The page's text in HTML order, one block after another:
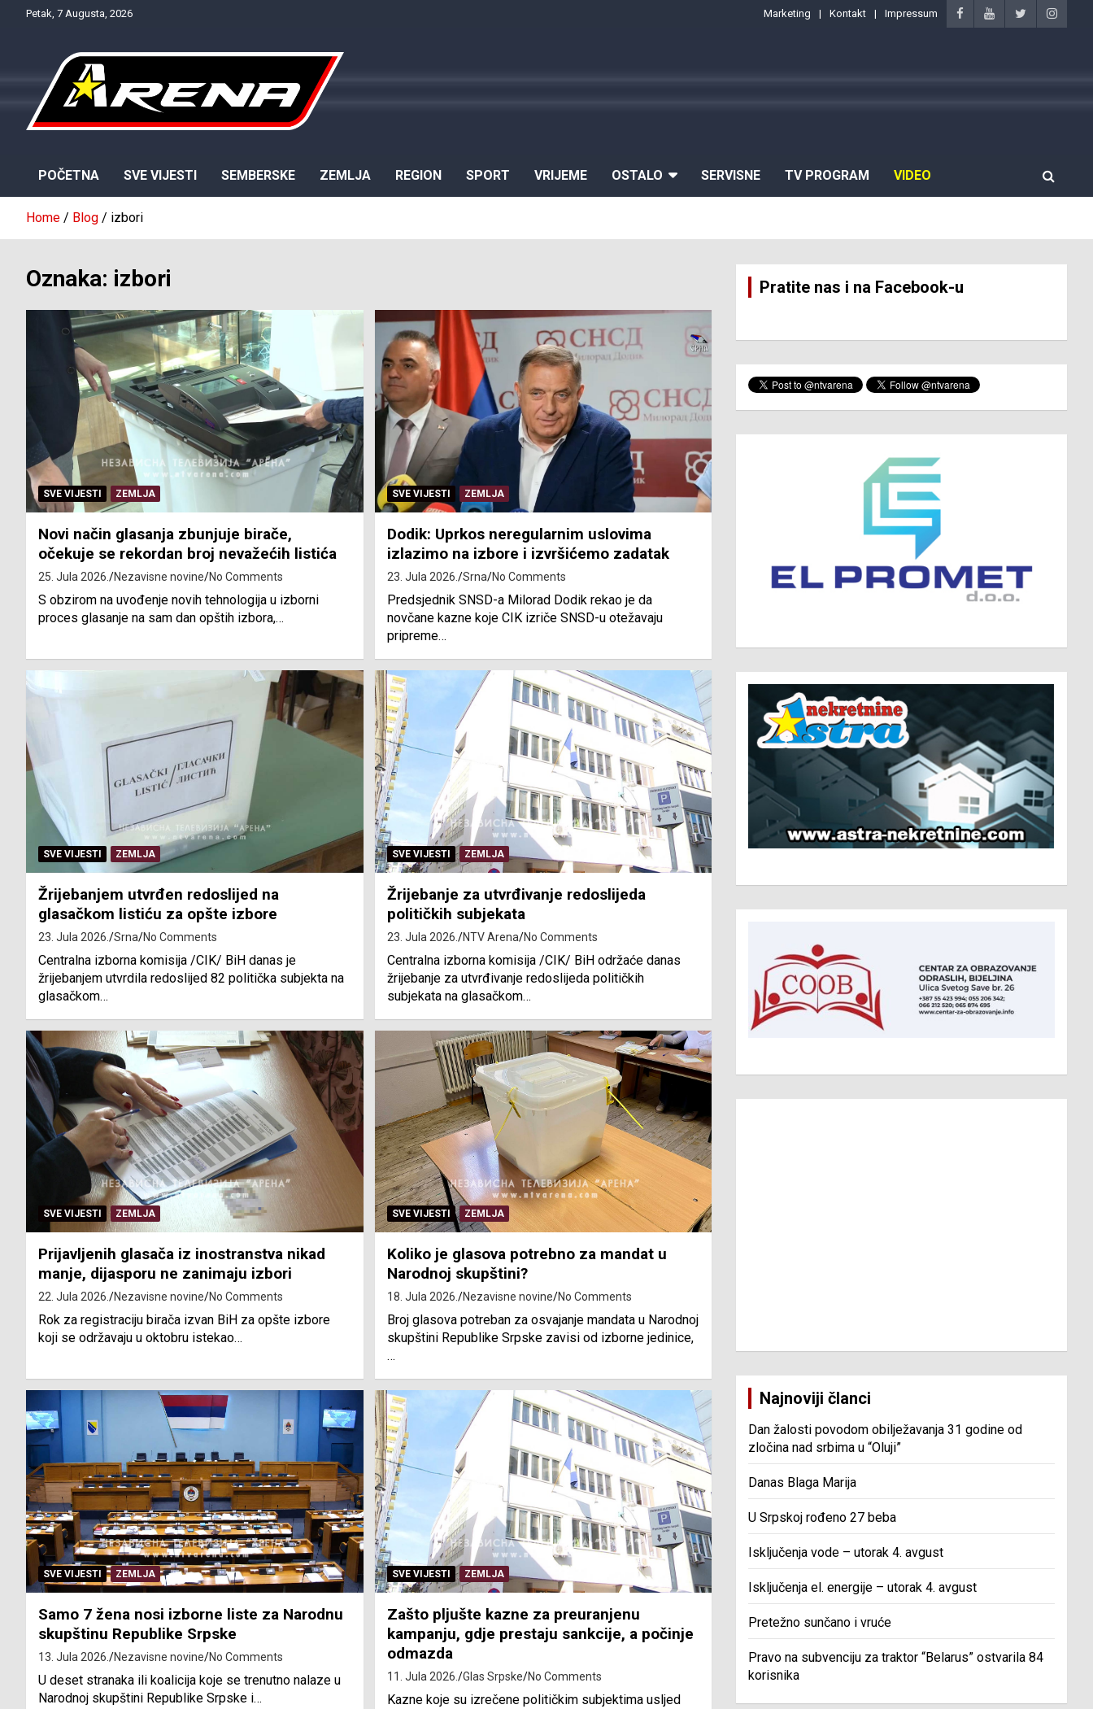
Petak, 7 Augusta, 2026 Marketing Kontakt Impressum
POČETNA SVE VIJESTI SEMBERSKE ZEMLJA REGION SPORT VRIJEME OSTALO SERVISNE TV PROGRAM VIDEO
Home Blog izbori
Oznaka: izbori
SVE VIJESTI ZEMLJA
Novi način glasanja zbunjuje birače,
očekuje se rekordan broj nevažećih listića
25. Jula 2026. Nezavisne novine No Comments
S obzirom na uvođenje novih tehnologija u izborni
proces glasanje na sam dan opštih izbora,…
SVE VIJESTI ZEMLJA
Dodik: Uprkos neregularnim uslovima
izlazimo na izbore i izvršićemo zadatak
23. Jula 2026. Srna No Comments
Predsjednik SNSD-a Milorad Dodik rekao je da
novčane kazne koje CIK izriče SNSD-u otežavaju
pripreme…
SVE VIJESTI ZEMLJA
Žrijebanjem utvrđen redoslijed na
glasačkom listiću za opšte izbore
23. Jula 2026. Srna No Comments
Centralna izborna komisija /CIK/ BiH danas je
žrijebanjem utvrdila redoslijed 82 politička subjekta na
glasačkom…
SVE VIJESTI ZEMLJA
Žrijebanje za utvrđivanje redoslijeda
političkih subjekata
23. Jula 2026. NTV Arena No Comments
Centralna izborna komisija /CIK/ BiH održaće danas
žrijebanje za utvrđivanje redoslijeda političkih
subjekata na glasačkom…
SVE VIJESTI ZEMLJA
Prijavljenih glasača iz inostranstva nikad
manje, dijasporu ne zanimaju izbori
22. Jula 2026. Nezavisne novine No Comments
Rok za registraciju birača izvan BiH za opšte izbore
koji se održavaju u oktobru istekao…
SVE VIJESTI ZEMLJA
Koliko je glasova potrebno za mandat u
Narodnoj skupštini?
18. Jula 2026. Nezavisne novine No Comments
Broj glasova potreban za osvajanje mandata u Narodnoj
skupštini Republike Srpske zavisi od izborne jedinice,
…
SVE VIJESTI ZEMLJA
Samo 7 žena nosi izborne liste za Narodnu
skupštinu Republike Srpske
13. Jula 2026. Nezavisne novine No Comments
U deset stranaka ili koalicija koje se trenutno nalaze u
Narodnoj skupštini Republike Srpske i…
SVE VIJESTI ZEMLJA
Zašto pljušte kazne za preuranjenu
kampanju, gdje prestaju sankcije, a počinje
odmazda
11. Jula 2026. Glas Srpske No Comments
Kazne koje su izrečene političkim subjektima usljed
Pratite nas i na Facebook-u
Najnoviji članci
Dan žalosti povodom obilježavanja 31 godine od
zločina nad srbima u “Oluji”
Danas Blaga Marija
U Srpskoj rođeno 27 beba
Isključenja vode – utorak 4. avgust
Isključenja el. energije – utorak 4. avgust
Pretežno sunčano i vruće
Pravo na subvenciju za traktor “Belarus” ostvarila 84
korisnika